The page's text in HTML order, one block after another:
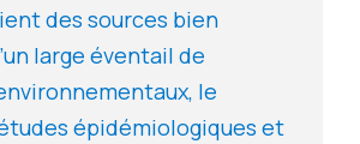
des sources bien
large éventail de
le
épidémiologiques et